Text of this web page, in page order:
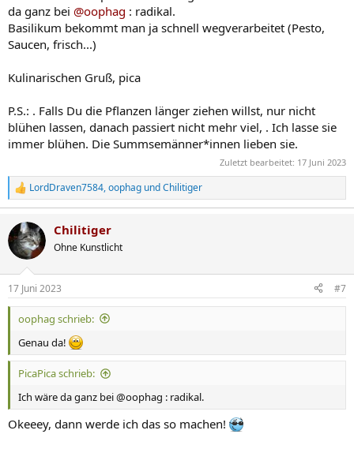
da ganz bei @oophag : radikal.
Basilikum bekommt man ja schnell wegverarbeitet (Pesto,
Saucen, frisch...)
Kulinarischen Gruß, pica
P.S.: . Falls Du die Pflanzen länger ziehen willst, nur nicht
blühen lassen, danach passiert nicht mehr viel, . Ich lasse sie
immer blühen. Die Summsemänner*innen lieben sie.
Zuletzt bearbeitet: 17 Juni 2023
R
e
k
t
i
e
n
LordDraven7584,oophag undChilitiger
Chilitiger
Ohne Kunstlicht
17 Juni 2023 #7
oophag schrieb:
Genau da!
PicaPica schrieb:
Ich wäre da ganz bei @oophag : radikal.
Okeeey, dann werde ich das so machen!